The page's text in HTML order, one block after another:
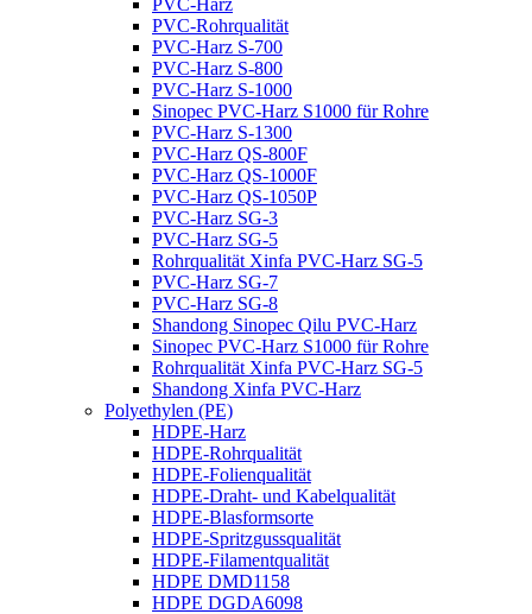
PVC-Harz
PVC-Rohrqualität
PVC-Harz S-700
PVC-Harz S-800
PVC-Harz S-1000
Sinopec PVC-Harz S1000 für Rohre
PVC-Harz S-1300
PVC-Harz QS-800F
PVC-Harz QS-1000F
PVC-Harz QS-1050P
PVC-Harz SG-3
PVC-Harz SG-5
Rohrqualität Xinfa PVC-Harz SG-5
PVC-Harz SG-7
PVC-Harz SG-8
Shandong Sinopec Qilu PVC-Harz
Sinopec PVC-Harz S1000 für Rohre
Rohrqualität Xinfa PVC-Harz SG-5
Shandong Xinfa PVC-Harz
Polyethylen (PE)
HDPE-Harz
HDPE-Rohrqualität
HDPE-Folienqualität
HDPE-Draht- und Kabelqualität
HDPE-Blasformsorte
HDPE-Spritzgussqualität
HDPE-Filamentqualität
HDPE DMD1158
HDPE DGDA6098